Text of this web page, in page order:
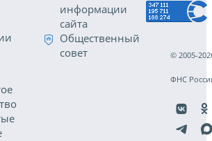
информации
сайта
Общественный
совет
© 2005-
ФНС